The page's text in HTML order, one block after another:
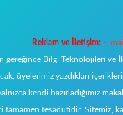
Reklam ve İletişim: E-
gereğince Bilgi Teknolojileri ve
üyelerimiz yazdıkları
kendi hazırladığımız
tamamen tesadüfidir. Sitemiz,